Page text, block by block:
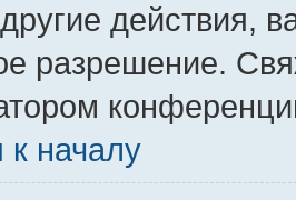
действия,
разрешение.
к началу